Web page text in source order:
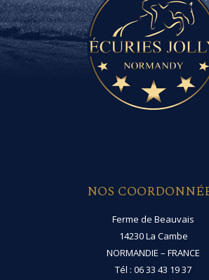
NOS
Ferme de Beauvais
14230 La Cambe
NORMANDIE – FRANCE
Tél : 06 33 43 19 37